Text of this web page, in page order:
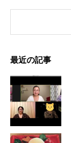
最近の記事